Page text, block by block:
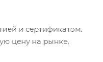
и сертификатом.
цену на рынке.